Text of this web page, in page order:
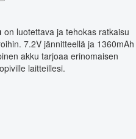
on luotettava ja tehokas ratkaisu
7.2V jännitteellä ja 1360mAh
akku tarjoaa erinomaisen
laitteillesi.